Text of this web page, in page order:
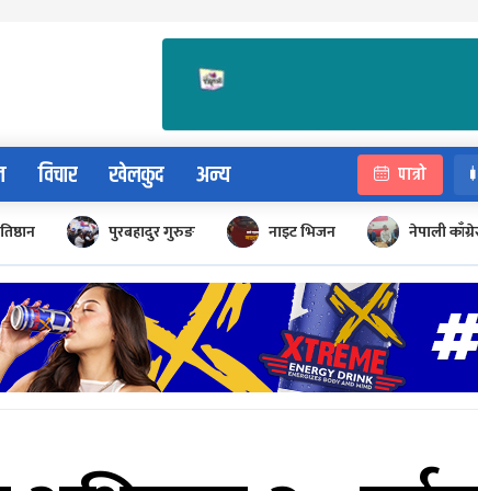
विचार खेलकुद अन्य पात्रो
पुरबहादुर गुरुङ नाइट भिजन नेपाली